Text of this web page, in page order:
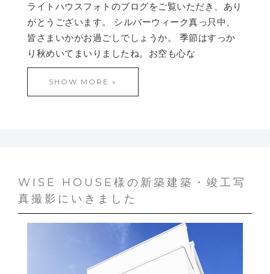
ライトハウスフォトのブログをご覧いただき、あり
がとうございます。 シルバーウィーク真っ只中、
皆さまいかがお過ごしでしょうか。 季節はすっか
り秋めいてまいりましたね。お空も心な
SHOW MORE »
WISE HOUSE様の新築建築・竣工写
真撮影にいきました